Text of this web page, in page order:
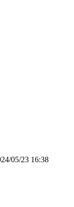
05/23 16:38